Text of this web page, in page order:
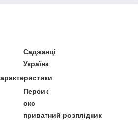
Саджанці
Україна
Персик
окс
приватний розплідник